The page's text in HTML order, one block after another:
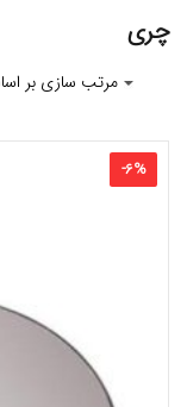
چری
-6%